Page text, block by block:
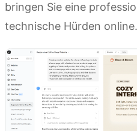
bringen Sie eine
technische Hürden online.